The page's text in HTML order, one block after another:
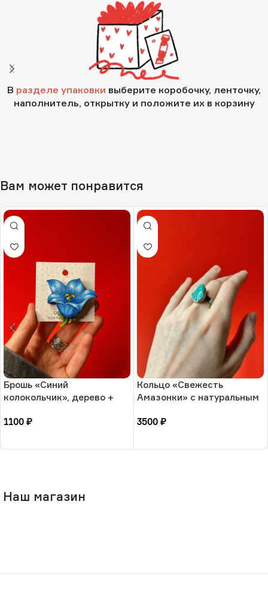
В разделе упаковки выберите коробочку, ленточку,
наполнитель, открытку и положите их в корзину
Вам может понравится
Брошь «Синий
колокольчик», дерево +
1100 ₽
Кольцо «Свежесть
Амазонки» с натуральным
размера, РБ
3500 ₽
Наш магазин